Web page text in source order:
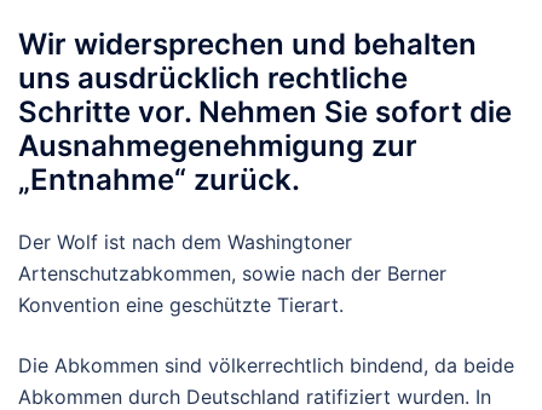
Wir widersprechen und behalten
uns ausdrücklich rechtliche
Schritte vor. Nehmen Sie sofort die
Ausnahmegenehmigung zur
„Entnahme“ zurück.
Der Wolf ist nach dem Washingtoner
Artenschutzabkommen, sowie nach der Berner
Konvention eine geschützte Tierart.
Die Abkommen sind völkerrechtlich bindend, da beide
Abkommen durch Deutschland ratifiziert wurden. In